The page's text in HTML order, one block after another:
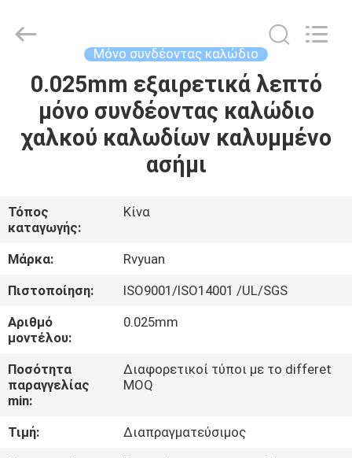
ΣΠΊΤΙ
ΠΡΟΪΌΝΤΑ
ΠΕΡΊΠΟΥ
ΕΜΕΊΣ
ΓΎΡΟΣ
ΕΡΓΟΣΤΑΣΊΩΝ
ΠΟΙΟΤΙΚΌΣ
Material
Co,.Ltd.
Reserved.
Μόνο συνδέοντας καλώδιο
0.025mm εξαιρετικά λεπτό
μόνο συνδέοντας καλώδιο
χαλκού καλωδίων καλυμμένο
ασήμι
Τόπος
καταγωγής:
Κίνα
Μάρκα:
Rvyuan
Πιστοποίηση:
ISO9001/ISO14001 /UL/SGS
Αριθμό
μοντέλου:
0.025mm
Ποσότητα
παραγγελίας
min:
Διαφορετικοί τύποι με το differet
MOQ
Τιμή:
Διαπραγματεύσιμος